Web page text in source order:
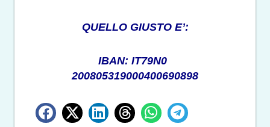
QUELLO GIUSTO E’:
IBAN: IT79N0
200805319000400690898